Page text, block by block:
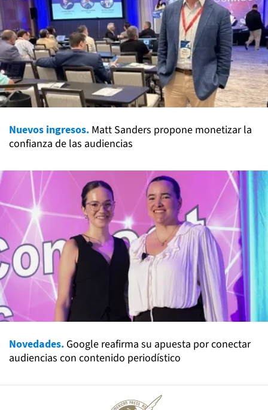
Nuevos ingresos. Matt Sanders propone monetizar la
confianza de las audiencias
Novedades. Google reafirma su apuesta por conectar
audiencias con contenido periodístico